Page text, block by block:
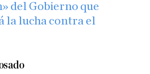
del Gobierno que
la lucha contra el